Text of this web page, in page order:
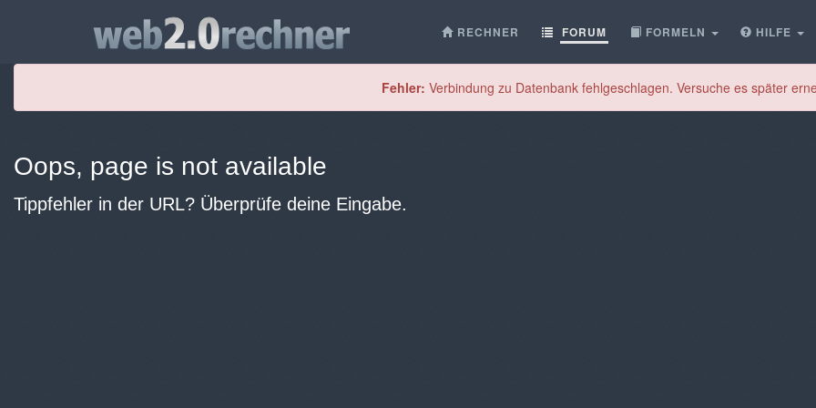
RECHNER FORUM FORMELN HILFE
Fehler: Verbindung zu Datenbank fehlgeschlagen. Versuche es später
Oops, page is not available
Tippfehler in der URL? Überprüfe deine Eingabe.